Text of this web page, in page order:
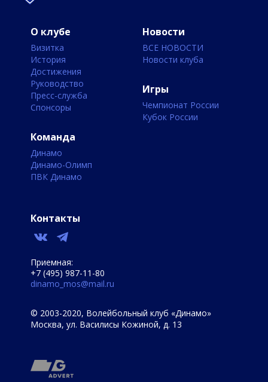
О клубе
Визитка
История
Достижения
Руководство
Пресс-служба
Спонсоры
Команда
Динамо
Динамо-Олимп
ПВК Динамо
Новости
ВСЕ НОВОСТИ
Новости клуба
Игры
Чемпионат России
Кубок России
Контакты
Приемная:
+7 (495) 987-11-80
dinamo_mos@mail.ru
© 2003-2020, Волейбольный клуб «Динамо»
Москва, ул. Василисы Кожиной, д. 13